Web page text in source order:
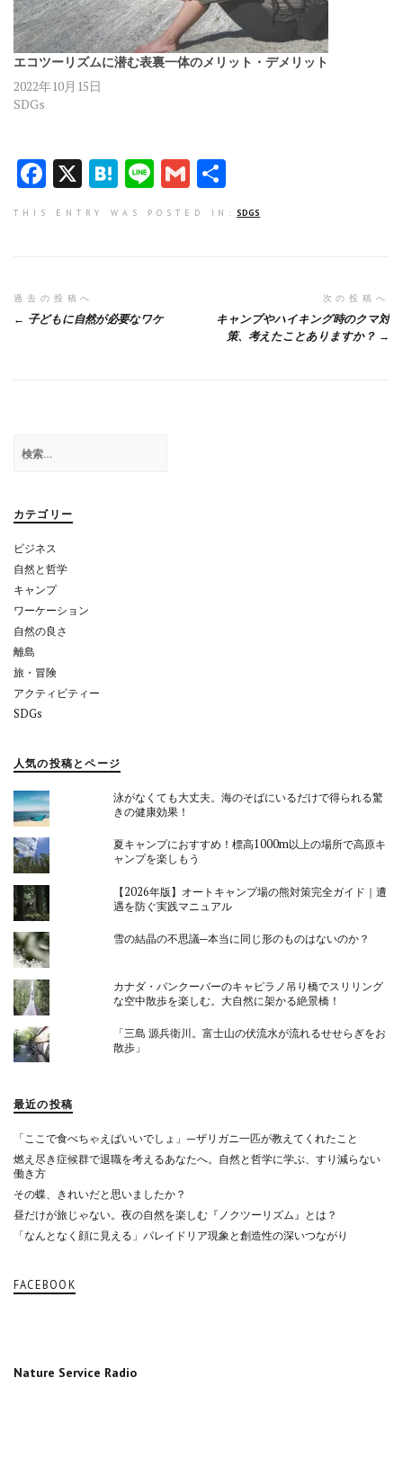
エコツーリズムに潜む表裏一体のメリット・デメリット
2022年10月15日
SDGs
F
a
o
o
X H
at
Li
n
G
m 有
THIS ENTRY WAS POSTED IN: SDGS
投
稿
ー
ョ
ン
過去の投稿へ
子どもに自然が必要なワケ
次の投稿へ
キャンプやハイキング時のクマ対
策、考えたことありますか？
索:
カテゴリー
ビジネス
自然と哲学
キャンプ
ワーケーション
自然の良さ
離島
旅・冒険
アクティビティー
SDGs
人気の投稿とページ
泳がなくても大丈夫。海のそばにいるだけで得られる驚
きの健康効果！
夏キャンプにおすすめ！標高1000m以上の場所で高原キ
ャンプを楽しもう
【2026年版】オートキャンプ場の熊対策完全ガイド｜遭
遇を防ぐ実践マニュアル
雪の結晶の不思議─本当に同じ形のものはないのか？
カナダ・バンクーバーのキャピラノ吊り橋でスリリング
な空中散歩を楽しむ。大自然に架かる絶景橋！
「三島 源兵衛川。富士山の伏流水が流れるせせらぎをお
散歩」
最近の投稿
「ここで食べちゃえばいいでしょ」—ザリガニ一匹が教えてくれたこと
燃え尽き症候群で退職を考えるあなたへ。自然と哲学に学ぶ、すり減らない
働き方
その蝶、きれいだと思いましたか？
昼だけが旅じゃない。夜の自然を楽しむ『ノクツーリズム』とは？
「なんとなく顔に見える」パレイドリア現象と創造性の深いつながり
FACEBOOK
Nature Service Radio